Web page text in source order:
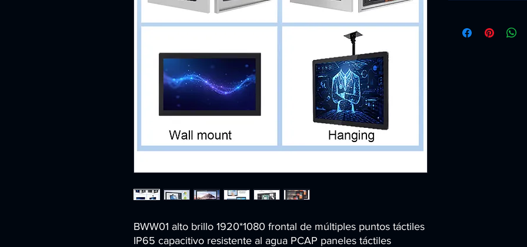
BWW01 alto brillo 1920*1080 frontal de múltiples puntos táctiles
IP65 capacitivo resistente al agua PCAP paneles táctiles